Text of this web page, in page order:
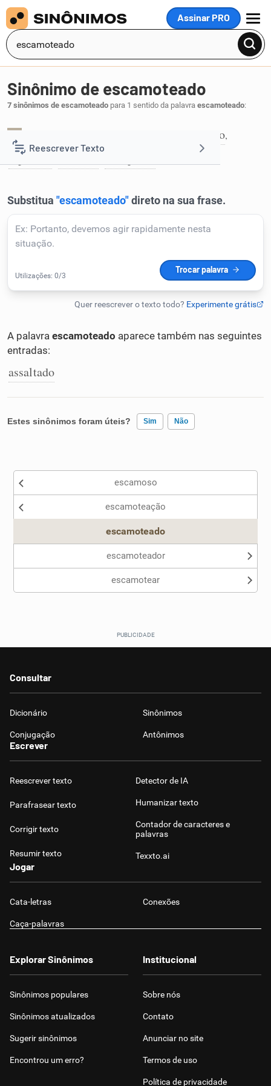
Assinar PRO
MENU
Reescrever Texto
Corrigir Texto
Detector de IA
Cata-letras
Caça-palavras
Sinônimos
Sinônimo de escamoteado
7 sinônimos de escamoteado para 1 sentido da palavra escamoteado:
larapiado,
rapinado
A palavra escamoteado aparece também nas seguintes
entradas:
assaltado
Estes sinônimos foram úteis? Sim Não
Nenhum dos sinônimos apresentados me ajudou
escamoso
escamoteação
escamoteado
escamoteador
escamotear
Consultar
Dicionário Sinônimos
Conjugação Antônimos
Escrever
Reescrever texto
Parafrasear texto
Corrigir texto
Resumir texto
Detector de IA
Humanizar texto
Contador de caracteres e
palavras
Texxto.ai
Jogar
Cata-letras Conexões
Caça-palavras
Explorar Sinônimos
Sinônimos populares
Sinônimos atualizados
Sugerir sinônimos
Encontrou um erro?
Institucional
Sobre nós
Contato
Anunciar no site
Termos de uso
Política de privacidade